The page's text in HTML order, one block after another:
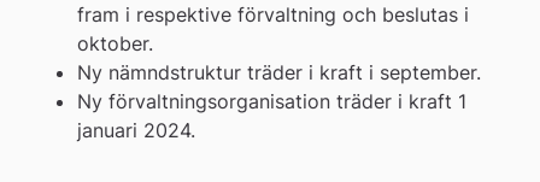
fram i respektive förvaltning och beslutas i
oktober.
Ny nämndstruktur träder i kraft i september.
Ny förvaltningsorganisation träder i kraft 1
januari 2024.